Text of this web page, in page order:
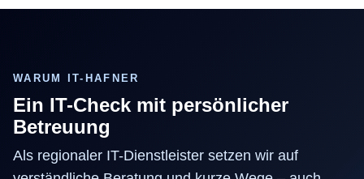
WARUM IT-HAFNER
Ein IT-Check mit persönlicher
Betreuung
Als regionaler IT-Dienstleister setzen wir auf